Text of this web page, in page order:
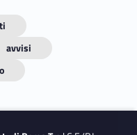
avvisi